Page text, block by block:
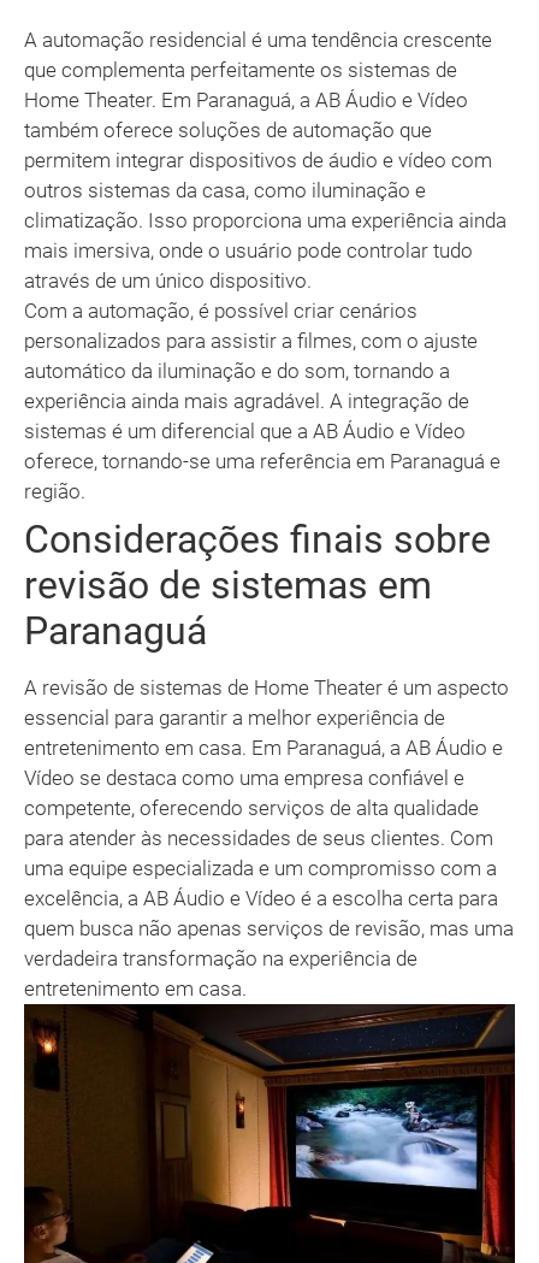
A automação residencial é uma tendência crescente
que complementa perfeitamente os sistemas de
Home Theater. Em Paranaguá, a AB Áudio e Vídeo
também oferece soluções de automação que
permitem integrar dispositivos de áudio e vídeo com
outros sistemas da casa, como iluminação e
climatização. Isso proporciona uma experiência ainda
mais imersiva, onde o usuário pode controlar tudo
através de um único dispositivo.
Com a automação, é possível criar cenários
personalizados para assistir a filmes, com o ajuste
automático da iluminação e do som, tornando a
experiência ainda mais agradável. A integração de
sistemas é um diferencial que a AB Áudio e Vídeo
oferece, tornando-se uma referência em Paranaguá e
região.
Considerações finais sobre
revisão de sistemas em
Paranaguá
A revisão de sistemas de Home Theater é um aspecto
essencial para garantir a melhor experiência de
entretenimento em casa. Em Paranaguá, a AB Áudio e
Vídeo se destaca como uma empresa confiável e
competente, oferecendo serviços de alta qualidade
para atender às necessidades de seus clientes. Com
uma equipe especializada e um compromisso com a
excelência, a AB Áudio e Vídeo é a escolha certa para
quem busca não apenas serviços de revisão, mas uma
verdadeira transformação na experiência de
entretenimento em casa.